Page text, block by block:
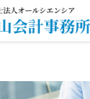
お問い合わせ